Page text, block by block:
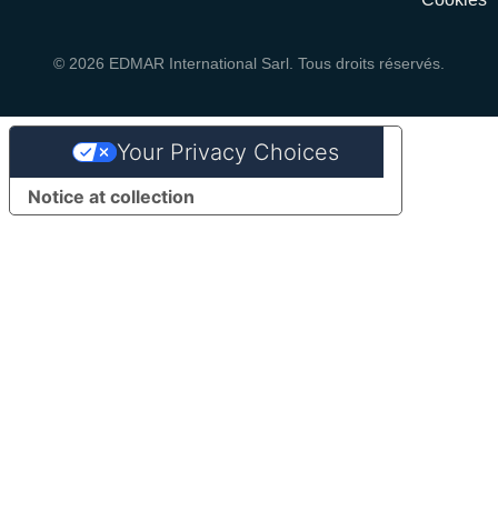
© 2026 EDMAR International Sarl. Tous droits réservés.
Notice at collection
Your Privacy Choices